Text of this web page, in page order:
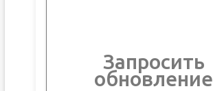
Запросить
обновление